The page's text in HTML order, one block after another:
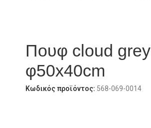
Πουφ cloud grey
φ50x40cm
Κωδικός προϊόντος: 568-069-0014